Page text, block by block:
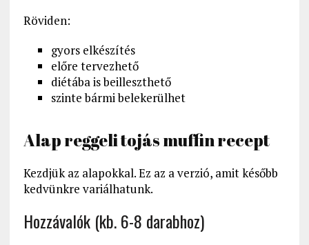
Röviden:
gyors elkészítés
előre tervezhető
diétába is beilleszthető
szinte bármi belekerülhet
Alap reggeli tojás muffin recept
Kezdjük az alapokkal. Ez az a verzió, amit később
kedvünkre variálhatunk.
Hozzávalók (kb. 6-8 darabhoz)